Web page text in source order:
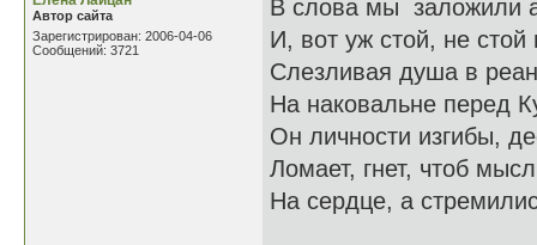
Автор сайта
Зарегистрирован: 2006-04-06
Сообщений: 3721
В слова мы заложили
И, вот уж стой, не
Слезливая душа в
На наковальне перед
Он личности изгибы,
Ломает, гнет, чтоб
На сердце, а